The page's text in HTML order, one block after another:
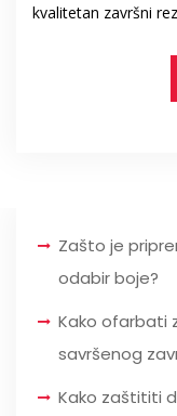
kvalitetan završni
Zašto je
odabir boje?
Kako ofarbati
savršenog
Kako zaštititi